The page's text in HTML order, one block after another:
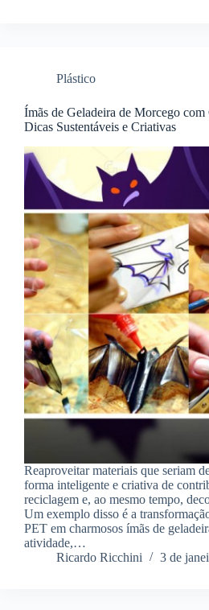
Plástico
Ímãs de Geladeira de Morcego com
Dicas Sustentáveis e Criativas
Reaproveitar materiais que seriam
forma inteligente e criativa de
reciclagem e, ao mesmo tempo,
Um exemplo disso é a
PET em charmosos ímãs de
atividade,…
Ricardo Ricchini
3 de